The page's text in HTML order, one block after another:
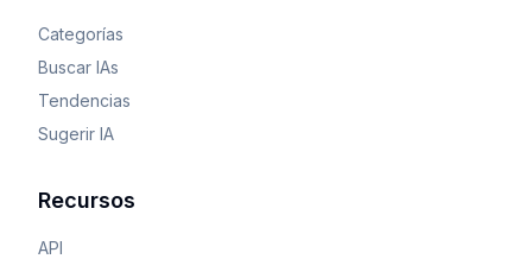
Categorías
Buscar IAs
Tendencias
Sugerir IA
Recursos
API